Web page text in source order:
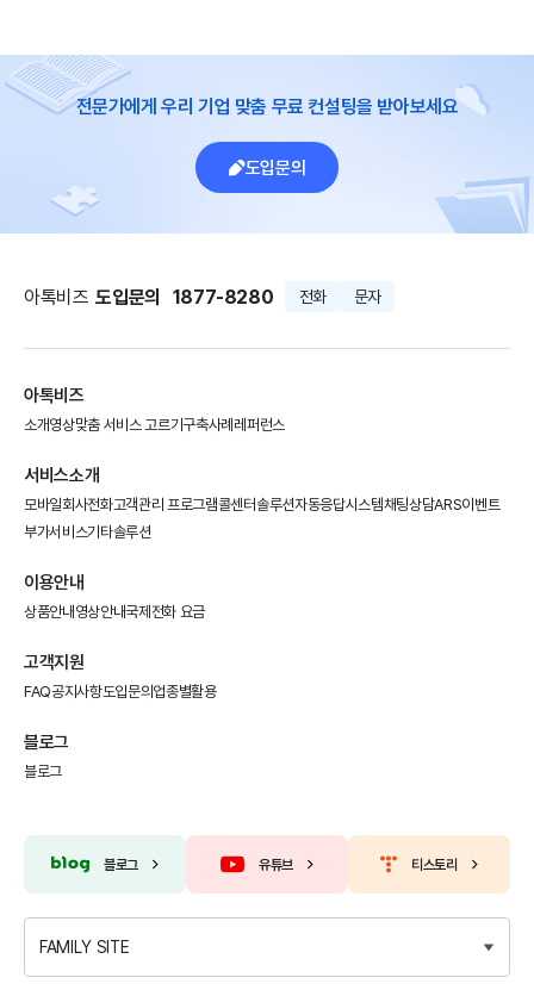
전문가에게 우리 기업 맞춤 무료 컨설팅을 받아보세요
도입문의
아톡비즈 도입문의 1877-8280 전화 문자
아톡비즈
소개영상맞춤 서비스 고르기구축사례 레퍼런스
서비스소개
모바일회사전화고객관리 프로그램콜센터솔루션자동응답시스템채팅상담ARS이벤트
부가서비스기타솔루션
이용안내
상품안내 영상안내국제전화 요금
고객지원
FAQ공지사항도입문의 업종별활용
블로그
블로그
블로그 유튜브 티스토리
FAMILY SITE